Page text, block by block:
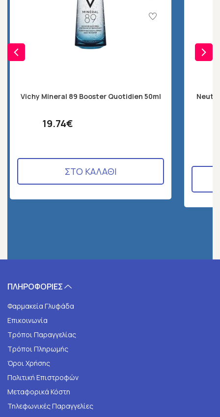
Vichy Mineral 89 Booster Quotidien 50ml
19.74€
ΣΤΟ ΚΑΛΑΘΙ
ΠΛΗΡΟΦΟΡΙΕΣ
Φαρμακεία Γλυφάδα
Επικοινωνία
Τρόποι Παραγγελίας
Τρόποι Πληρωμής
Όροι Χρήσης
Πολιτική Επιστροφών
Μεταφορικά Κόστη
Τηλεφωνικές Παραγγελίες